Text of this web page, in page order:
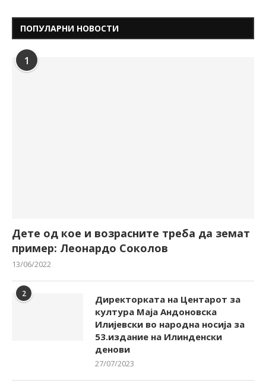
ПОПУЛАРНИ НОВОСТИ
1
Дете од кое и возрасните треба да земат
пример: Леонардо Соколов
13/06/2022
2
Директорката на Центарот за
култура Маја Андоновска
Илијевски во народна носија за
53.издание на Илинденски
денови
27/07/2023